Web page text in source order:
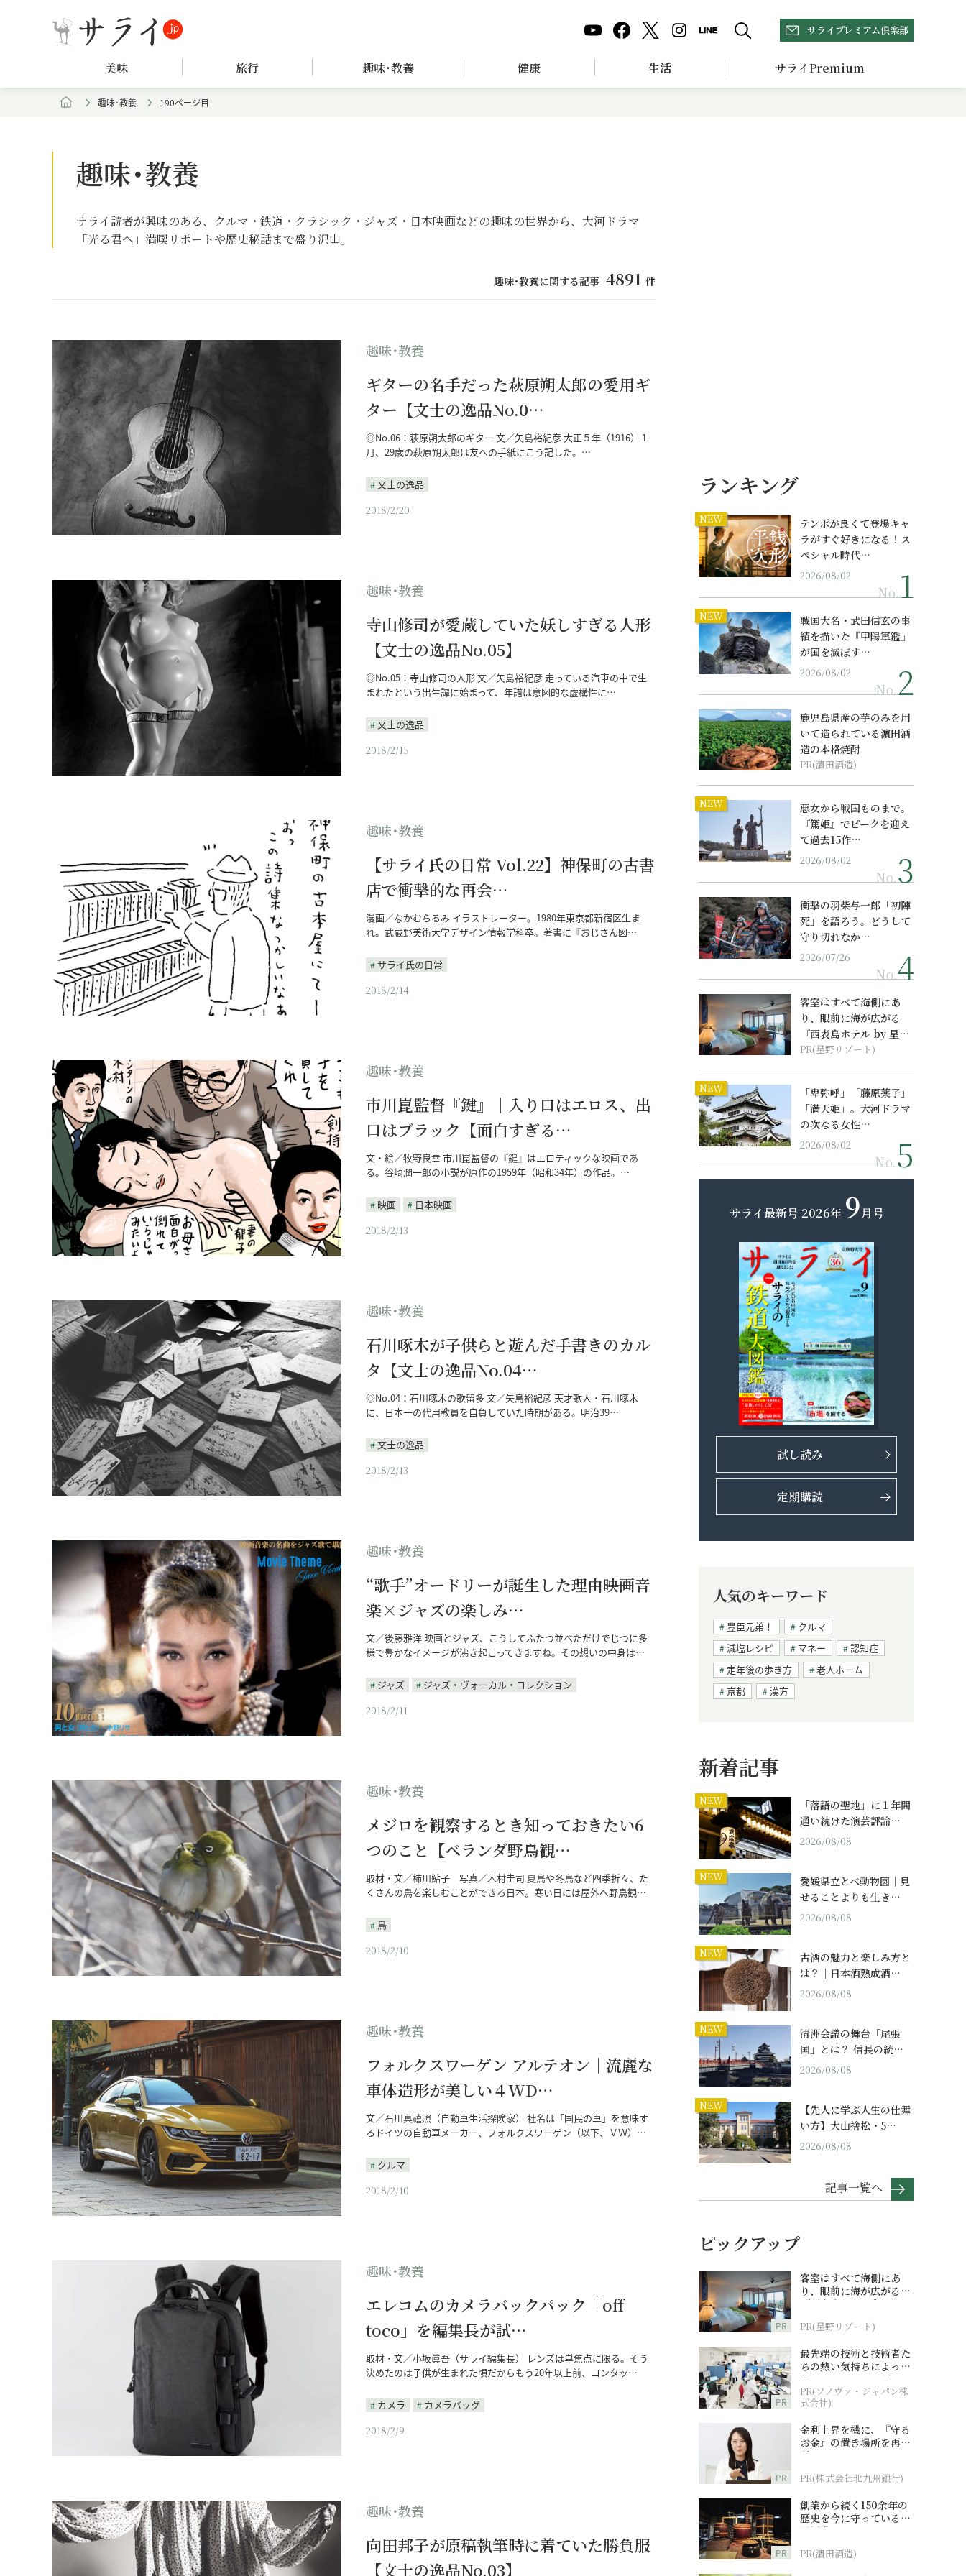
サライプレミアム倶楽部
美味 旅行 趣味･教養 健康 生活 サライPremium
趣味･教養 190ページ目
趣味･教養
サライ読者が興味のある、クルマ・鉄道・クラシック・ジャズ・日本映画などの趣味の世界から、大河ドラマ
「光る君へ」満喫リポートや歴史秘話まで盛り沢山。
趣味･教養に関する記事 4891 件
趣味･教養
ギターの名手だった萩原朔太郎の愛用ギ
ター【文士の逸品No.0…
◎No.06：萩原朔太郎のギター 文／矢島裕紀彦 大正５年（1916）１
月、29歳の萩原朔太郎は友への手紙にこう記した。…
文士の逸品
2018/2/20
趣味･教養
寺山修司が愛蔵していた妖しすぎる人形
【文士の逸品No.05】
◎No.05：寺山修司の人形 文／矢島裕紀彦 走っている汽車の中で生
まれたという出生譚に始まって、年譜は意図的な虚構性に…
文士の逸品
2018/2/15
趣味･教養
【サライ氏の日常 Vol.22】神保町の古書
店で衝撃的な再会…
漫画／なかむらるみ イラストレーター。1980年東京都新宿区生ま
れ。武蔵野美術大学デザイン情報学科卒。著書に『おじさん図…
サライ氏の日常
2018/2/14
趣味･教養
市川崑監督『鍵』｜入り口はエロス、出
口はブラック【面白すぎる…
文・絵／牧野良幸 市川崑監督の『鍵』はエロティックな映画であ
る。谷崎潤一郎の小説が原作の1959年（昭和34年）の作品。…
映画
日本映画
2018/2/13
趣味･教養
石川啄木が子供らと遊んだ手書きのカル
タ【文士の逸品No.04…
◎No.04：石川啄木の歌留多 文／矢島裕紀彦 天才歌人・石川啄木
に、日本一の代用教員を自負していた時期がある。明治39…
文士の逸品
2018/2/13
趣味･教養
“歌手”オードリーが誕生した理由――映画音
楽×ジャズの楽しみ…
文／後藤雅洋 映画とジャズ、こうしてふたつ並べただけでじつに多
様で豊かなイメージが沸き起こってきますね。その想いの中身は…
ジャズ
ジャズ・ヴォーカル・コレクション
2018/2/11
趣味･教養
メジロを観察するとき知っておきたい6
つのこと【ベランダ野鳥観…
取材・文／柿川鮎子 写真／木村圭司 夏鳥や冬鳥など四季折々、た
くさんの鳥を楽しむことができる日本。寒い日には屋外へ野鳥観…
鳥
2018/2/10
趣味･教養
フォルクスワーゲン アルテオン｜流麗な
車体造形が美しい４WD…
文／石川真禧照（自動車生活探険家） 社名は「国民の車」を意味す
るドイツの自動車メーカー、フォルクスワーゲン（以下、ＶＷ）…
クルマ
2018/2/10
趣味･教養
エレコムのカメラバックパック「off
toco」を編集長が試…
取材・文／小坂眞吾（サライ編集長） レンズは単焦点に限る。そう
決めたのは子供が生まれた頃だからもう20年以上前、コンタッ…
カメラ
カメラバッグ
2018/2/9
趣味･教養
向田邦子が原稿執筆時に着ていた勝負服
【文士の逸品No.03】
ランキング
NEW
テンポが良くて登場キャ
ラがすぐ好きになる！ス
ペシャル時代…
2026/08/02
No.
NEW
戦国大名・武田信玄の事
績を描いた『甲陽軍鑑』
が国を滅ぼす…
2026/08/02
No.
鹿児島県産の芋のみを用
いて造られている濵田酒
造の本格焼酎
PR(濵田酒造)
NEW
悪女から戦国ものまで。
『篤姫』でピークを迎え
て過去15作…
2026/08/02
No.
衝撃の羽柴与一郎「初陣
死」を語ろう。どうして
守り切れなか…
2026/07/26
No.
客室はすべて海側にあ
り、眼前に海が広がる
『西表島ホテル by 星野
リゾート』
PR(星野リゾート)
NEW
「卑弥呼」「藤原薬子」
「満天姫」。大河ドラマ
の次なる女性…
2026/08/02
No.
サライ最新号 2026年 9月号
試し読み
定期購読
人気のキーワード
豊臣兄弟！
クルマ
減塩レシピ
マネー
認知症
定年後の歩き方
老人ホーム
京都
漢方
新着記事
NEW
「落語の聖地」に１年間
通い続けた演芸評論…
2026/08/08
NEW
愛媛県立とべ動物園｜見
せることよりも生き…
2026/08/08
NEW
古酒の魅力と楽しみ方と
は？｜日本酒熟成酒…
2026/08/08
NEW
清洲会議の舞台「尾張
国」とは？ 信長の統…
2026/08/08
NEW
【先人に学ぶ人生の仕舞
い方】大山捨松・5…
2026/08/08
記事一覧へ
ピックアップ
PR
客室はすべて海側にあ
り、眼前に海が広がる
『西表島ホテル by 星野
PR(星野リゾート)
PR
最先端の技術と技術者た
ちの熱い気持ちによって
作られているオーダーメ
イド補聴器
PR(ソノヴァ・ジャパン株
式会社)
PR
金利上昇を機に、『守る
お金』の置き場所を再検
討
PR(株式会社北九州銀行)
PR
創業から続く150余年の
歴史を今に守っている濵
田酒造
PR(濵田酒造)